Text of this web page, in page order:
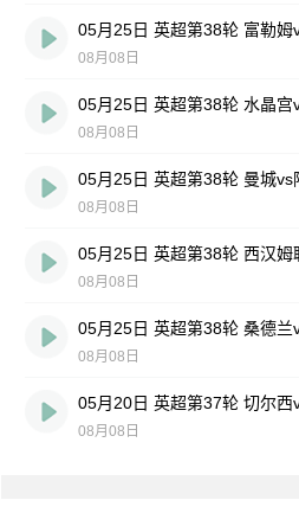
08月08日
08月08日
08月08日
08月08日
08月08日
08月08日